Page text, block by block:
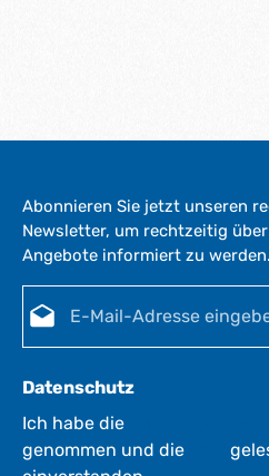
Abonnieren Sie jetzt unseren
Newsletter, um rechtzeitig
Angebote informiert zu werden.
Datenschutz
Ich habe die
genommen und die